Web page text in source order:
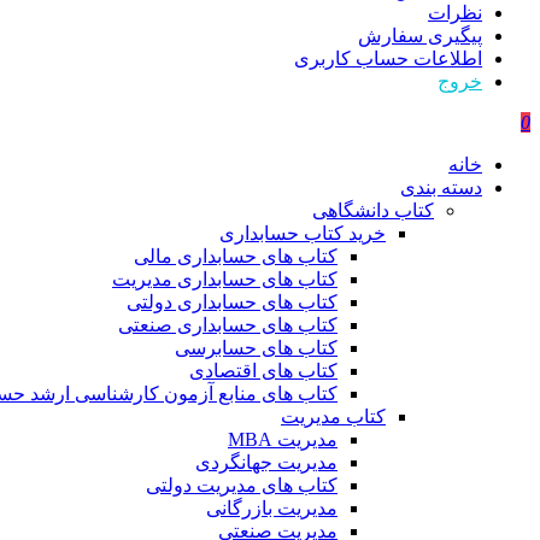
نظرات
پیگیری سفارش
اطلاعات حساب كاربری
خروج
0
خانه
دسته بندی
کتاب دانشگاهی
خرید کتاب حسابداری
کتاب های حسابداری مالی
کتاب های حسابداری مدیریت
کتاب های حسابداری دولتی
کتاب های حسابداری صنعتی
کتاب های حسابرسی
کتاب های اقتصادی
کتاب های منابع آزمون کارشناسی ارشد
کتاب مدیریت
مدیریت MBA
مدیریت جهانگردی
کتاب های مدیریت دولتی
مدیریت بازرگانی
مدیریت صنعتی